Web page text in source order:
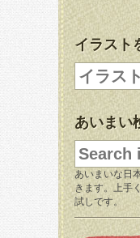
イラスト
あいまい
あいまいな日
きます。上手
試しです。